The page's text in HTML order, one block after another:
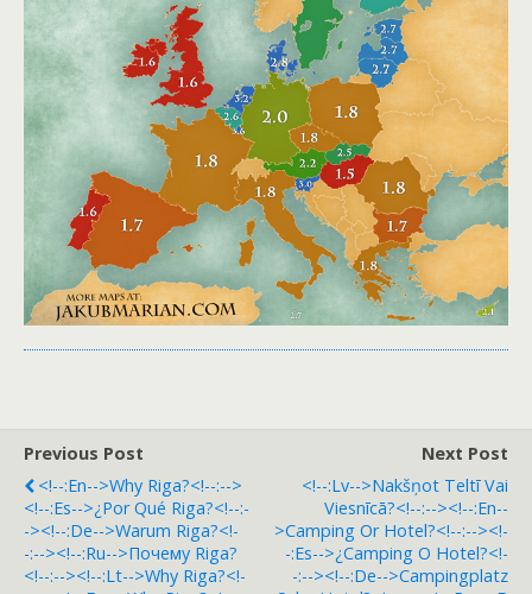
Previous Post
<!--:en-->Why Riga?<!--:-->
<!--:es-->¿Por Qué Riga?<!--:-
-><!--:de-->Warum Riga?<!-
-:--><!--:ru-->Почему Riga?
<!--:--><!--:lt-->Why Riga?<!-
Next Post
<!--:lv-->Nakšņot Teltī Vai
Viesnīcā?<!--:--><!--:en--
>Camping Or Hotel?<!--:--><!-
-:es-->¿Camping O Hotel?<!-
-:--><!--:de-->Campingplatz